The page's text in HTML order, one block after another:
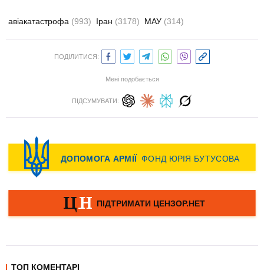
авіакатастрофа (993) Іран (3178) МАУ (314)
ПОДІЛИТИСЯ:
Мені подобається
ПІДСУМУВАТИ:
ТОП КОМЕНТАРІ